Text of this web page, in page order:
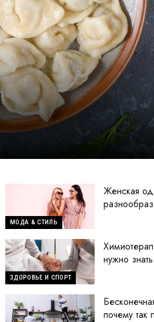
МОДА & СТИЛЬ
Женская
ЗДОРОВЬЕ И СПОРТ
нужно знать
почему так